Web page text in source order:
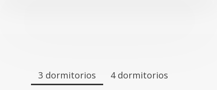
3 dormitorios 4 dormitorios